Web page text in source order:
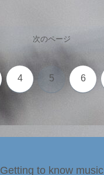
次のページ
4 5 6
Getting to know music